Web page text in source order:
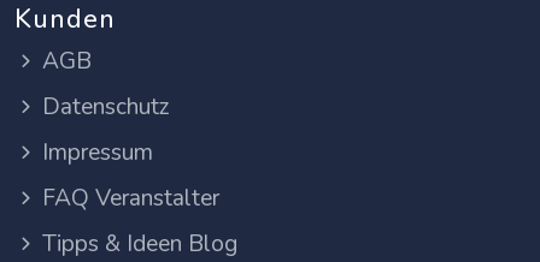
Kunden
AGB
Datenschutz
Impressum
FAQ Veranstalter
Tipps & Ideen Blog